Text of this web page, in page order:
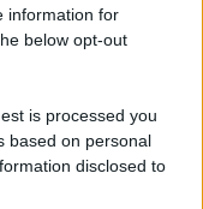
information for
below opt-out
is processed you
based on personal
disclosed to
de La Promessa
porterà avanti
provocando una
Curro e Angela
insieme, mentre